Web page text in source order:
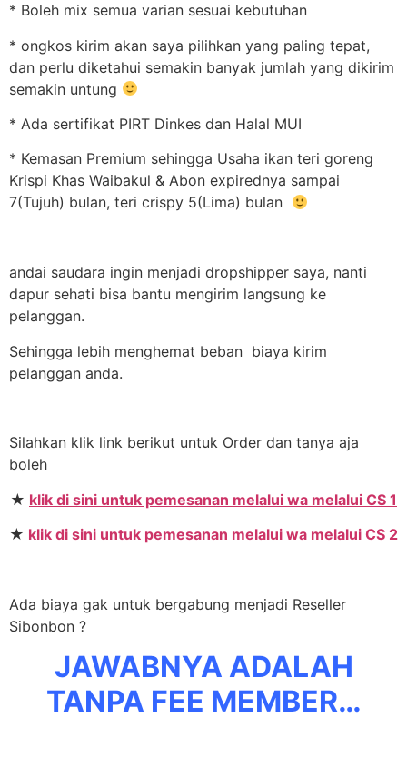
* Boleh mix semua varian sesuai kebutuhan
* ongkos kirim akan saya pilihkan yang paling tepat,
dan perlu diketahui semakin banyak jumlah yang dikirim
semakin untung
* Ada sertifikat PIRT Dinkes dan Halal MUI
* Kemasan Premium sehingga Usaha ikan teri goreng
Krispi Khas Waibakul & Abon expirednya sampai
7(Tujuh) bulan, teri crispy 5(Lima) bulan
andai saudara ingin menjadi dropshipper saya, nanti
dapur sehati bisa bantu mengirim langsung ke
pelanggan.
Sehingga lebih menghemat beban biaya kirim
pelanggan anda.
Silahkan klik link berikut untuk Order dan tanya aja
boleh
★ klik di sini untuk pemesanan melalui wa melalui CS 1
★ klik di sini untuk pemesanan melalui wa melalui CS 2
Ada biaya gak untuk bergabung menjadi Reseller
Sibonbon ?
JAWABNYA ADALAH
TANPA FEE MEMBER…